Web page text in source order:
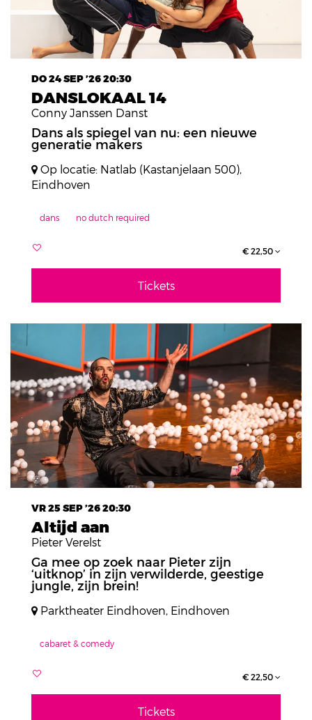
DANSLOKAAL 14
Conny Janssen Danst
DO 24 SEP ’2620:30
Dans als spiegel van nu: een nieuwe
generatie makers
Op locatie: Natlab (Kastanjelaan 500),
Eindhoven
dans no dutch required
€ 22,50
Tickets
Altijd aan
Pieter Verelst
VR 25 SEP ’2620:30
Ga mee op zoek naar Pieter zijn
‘uitknop’ in zijn verwilderde, geestige
jungle, zijn brein!
Parktheater Eindhoven, Eindhoven
cabaret & comedy
€ 22,50
Tickets